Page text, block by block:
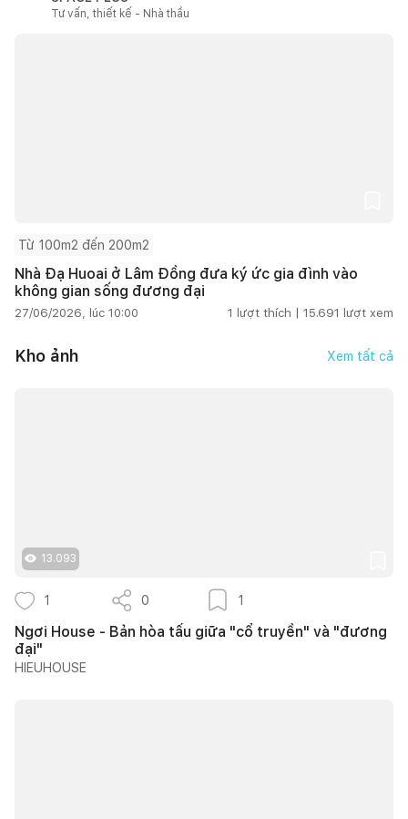
Tư vấn, thiết kế - Nhà thầu
Từ 100m2 đến 200m2
Nhà Đạ Huoai ở Lâm Đồng đưa ký ức gia đình vào
không gian sống đương đại
27/06/2026, lúc 10:00 1 lượt thích | 15.691 lượt xem
Kho ảnh Xem tất cả
13.093
1 0 1
Ngơi House - Bản hòa tấu giữa "cổ truyền" và "đương
đại"
HIEUHOUSE